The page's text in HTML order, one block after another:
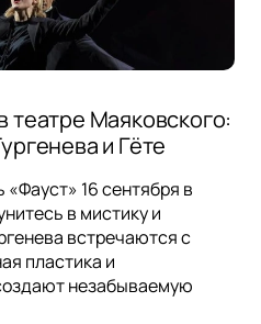
театре Маяковского:
и Гёте
«Фауст» 16 сентября в
в мистику и
встречаются с
пластика и
незабываемую